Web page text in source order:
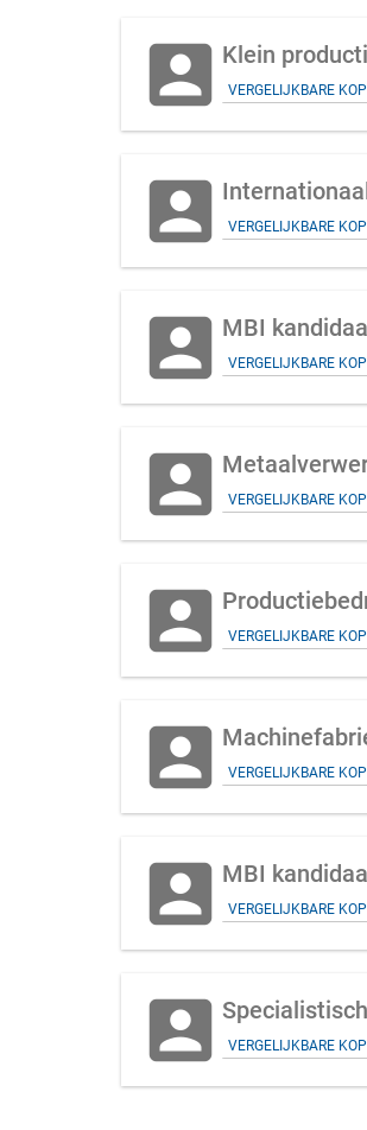
account_box VERGELIJKBARE
account_box VERGELIJKBARE
account_box MBI
VERGELIJKBARE
account_box VERGELIJKBARE
account_box VERGELIJKBARE
account_box VERGELIJKBARE
account_box MBI
VERGELIJKBARE
account_box VERGELIJKBARE